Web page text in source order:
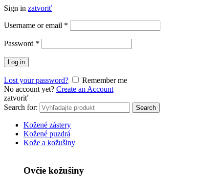
Sign in zatvoriť
Username or email *
Password *
Log in
Lost your password?
Remember me
No account yet? Create an Account
zatvoriť
Search for:
Search
Kožené zástery
Kožené puzdrá
Kože a kožušiny
Ovčie kožušiny